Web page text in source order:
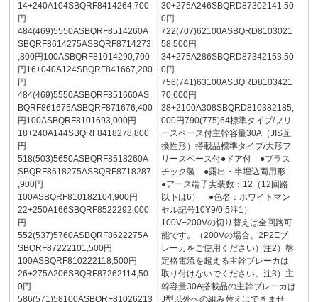
14+240A104SBQRF8414264,700
円
484(469)5550ASBQRF8514260A
SBQRF8614275ASBQRF8714273
,800円100ASBQRF81014290,700
円16+040A124SBQRF841667,200
円
484(469)5550ASBQRF851660AS
BQRF861675ASBQRF871676,400
円100ASBQRF8101693,000円
18+240A144SBQRF8418278,800
円
518(503)5650ASBQRF8518260A
SBQRF8618275ASBQRF8718287
,900円
100ASBQRF810182104,900円
22+250A166SBQRF8522292,000
円
552(537)5760ASBQRF8622275A
SBQRF87222101,500円
100ASBQRF810222118,500円
26+275A206SBQRF87262114,50
0円
586(571)58100ASBQRF81026213
30+275A246SBQRD87302141,50
0円
722(707)62100ASBQRD8103021
58,500円
34+275A286SBQRD87342153,50
0円
756(741)63100ASBQRD8103421
70,600円
38+2100A308SBQRD810382185,
000円790(775)64標準タイプ/フリ
ースペース付主幹容量30A（JIS互
換性形）搭載品標準タイプ/大形フ
リースペース付●ドア付 ●プラス
チック製 ●露出・半埋込両用形
●アース端子実装数：12（12回路
以下は6） ●色名：ホワイトマン
セル記号10Y9/0.5注1）
100V−200Vの切り替えは全回路可
能です。（200Vの場合、2P2Eブ
レーカをご使用ください）注2）盤
定格電流を超える主幹ブレーカは
取り付けないでください。注3）主
幹容量30A搭載品の主幹ブレーカは
J型以外への組み替えはできませ